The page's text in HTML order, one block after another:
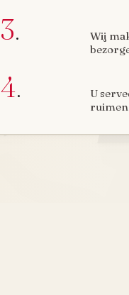
3.
Wij
4.
U
ruimen